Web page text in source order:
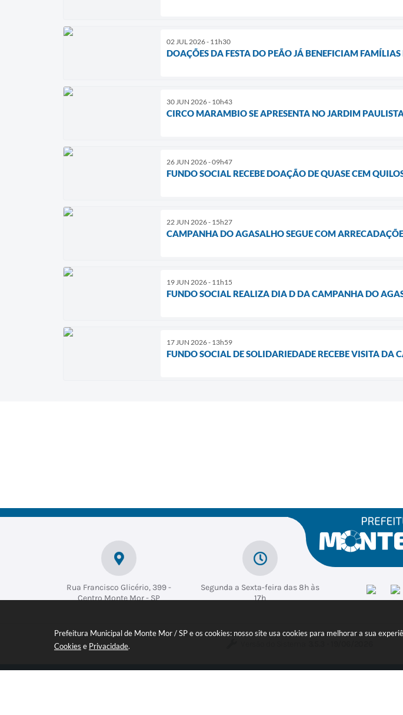
Prefeitura Municipal de Monte Mor / SP e os cookies: nosso site usa cookies para melhorar a sua
Cookies e Privacidade.
02 JUL 2026 - 11h30
DOAÇÕES DA FESTA DO PEÃO JÁ BENEFICIAM
30 JUN 2026 - 10h43
CIRCO MARAMBIO SE APRESENTA NO JARDIM
26 JUN 2026 - 09h47
FUNDO SOCIAL RECEBE DOAÇÃO DE QUASE CEM
22 JUN 2026 - 15h27
CAMPANHA DO AGASALHO SEGUE COM
19 JUN 2026 - 11h15
FUNDO SOCIAL REALIZA DIA D DA CAMPANHA DO
17 JUN 2026 - 13h59
FUNDO SOCIAL DE SOLIDARIEDADE RECEBE VISITA DA
Rua Francisco Glicério, 399 -
Centro Monte Mor - SP
Segunda a Sexta-feira das 8h às
17h